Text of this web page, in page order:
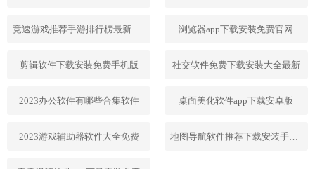
浏览器app下载安装免费官网
剪辑软件下载安装免费手机版 社交软件免费下载安装大全最新
2023办公软件有哪些合集软件 桌面美化软件app下载安卓版
2023游戏辅助器软件大全免费 地图导航软件推荐下载安装手机版